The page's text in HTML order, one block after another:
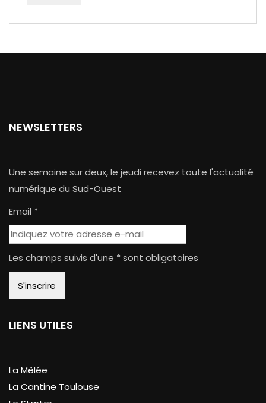
NEWSLETTERS
Une semaine sur deux, le jeudi recevez toute l'actualité
numérique du Sud-Ouest
Email *
Les champs suivis d'une * sont obligatoires
LIENS UTILES
La Mêlée
La Cantine Toulouse